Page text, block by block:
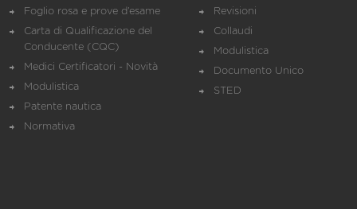
Foglio rosa e prove d’esame
Carta di Qualificazione del
Conducente (CQC)
Medici Certificatori - Novità
Modulistica
Patente nautica
Normativa
Revisioni
Collaudi
Modulistica
Documento Unico
STED